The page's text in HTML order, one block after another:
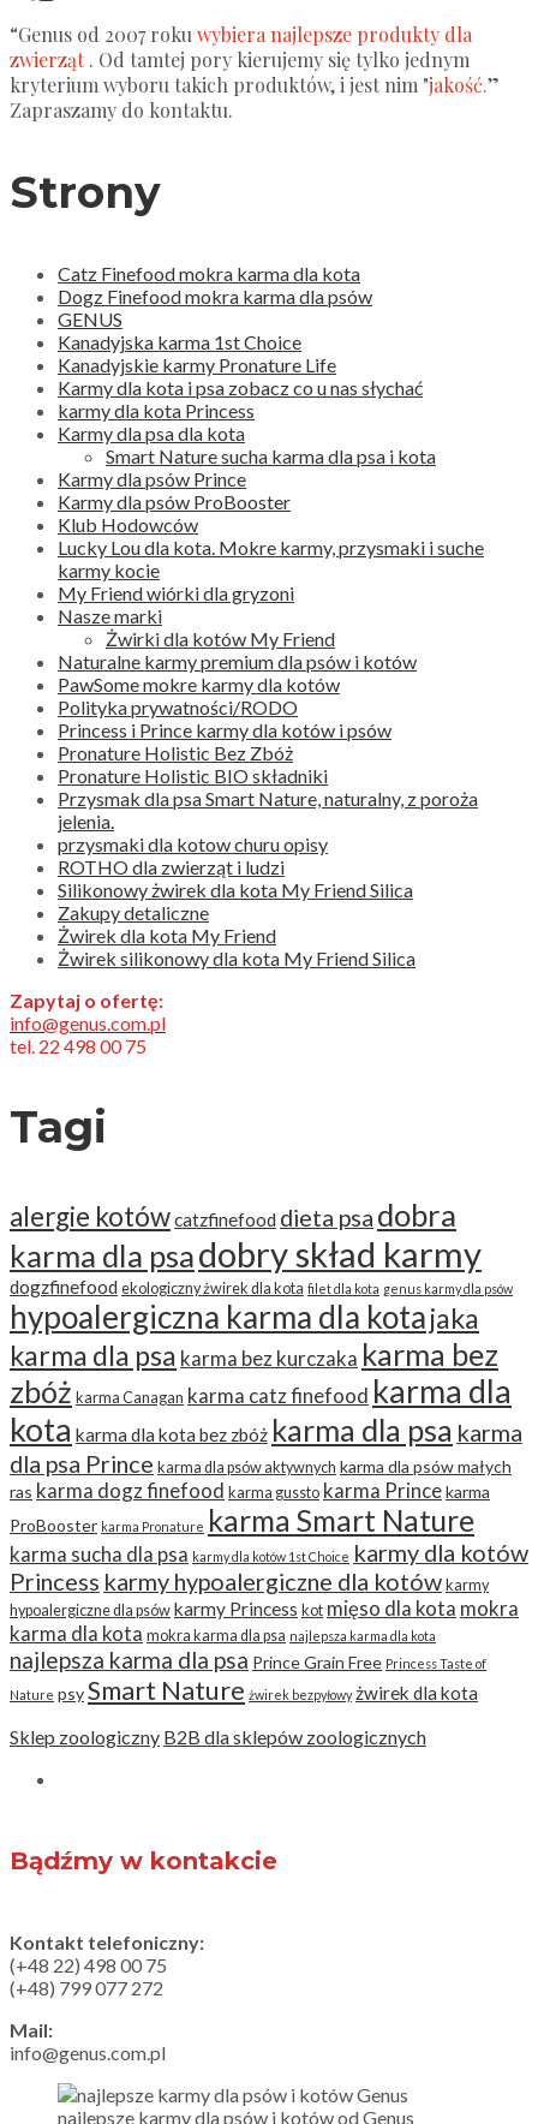
“Genus od 2007 roku wybiera najlepsze produkty dla
zwierząt. Od tamtej pory kierujemy się tylko jednym
kryterium wyboru takich produktów, i jest nim "jakość.”
Zapraszamy do kontaktu.
Strony
Catz Finefood mokra karma dla kota
Dogz Finefood mokra karma dla psów
GENUS
Kanadyjska karma 1st Choice
Kanadyjskie karmy Pronature Life
Karmy dla kota i psa zobacz co u nas słychać
karmy dla kota Princess
Karmy dla psa dla kota
Smart Nature sucha karma dla psa i kota
Karmy dla psów Prince
Karmy dla psów ProBooster
Klub Hodowców
Lucky Lou dla kota. Mokre karmy, przysmaki i suche
karmy kocie
My Friend wiórki dla gryzoni
Nasze marki
Żwirki dla kotów My Friend
Naturalne karmy premium dla psów i kotów
PawSome mokre karmy dla kotów
Polityka prywatności/RODO
Princess i Prince karmy dla kotów i psów
Pronature Holistic Bez Zbóż
Pronature Holistic BIO składniki
Przysmak dla psa Smart Nature, naturalny, z poroża
jelenia.
przysmaki dla kotow churu opisy
ROTHO dla zwierząt i ludzi
Silikonowy żwirek dla kota My Friend Silica
Zakupy detaliczne
Żwirek dla kota My Friend
Żwirek silikonowy dla kota My Friend Silica
Zapytaj o ofertę:
info@genus.com.pl
tel. 22 498 00 75
Tagi
alergie kotówcatzfinefood dieta psa dobra
karma dla psadobry skład karmy
dogzfinefood ekologiczny żwirek dla kota filet dla kota genus karmy dla psów
hypoalergiczna karma dla kotajaka
karma dla psa karma bez kurczaka karma bez
zbóż karma Canagan karma catz finefood karma dla
kota karma dla kota bez zbóż karma dla psa karma
dla psa Prince karma dla psów aktywnych karma dla psów małych
ras karma dogz finefood karma gussto karma Princekarma
ProBooster karma Pronature karma Smart Nature
karma sucha dla psa karmy dla kotów 1st Choice karmy dla kotów
Princess karmy hypoalergiczne dla kotów karmy
hypoalergiczne dla psów karmy Princess kot mięso dla kota mokra
karma dla kota mokra karma dla psa najlepsza karma dla kota
najlepsza karma dla psa Prince Grain Free Princess Taste of
Nature psySmart Nature żwirek bezpyłowy żwirek dla kota
Sklep zoologiczny B2B dla sklepów zoologicznych
Bądźmy w kontakcie
Kontakt telefoniczny:
(+48 22) 498 00 75
(+48) 799 077 272
Mail:
info@genus.com.pl
najlepsze karmy dla psów i kotów od Genus